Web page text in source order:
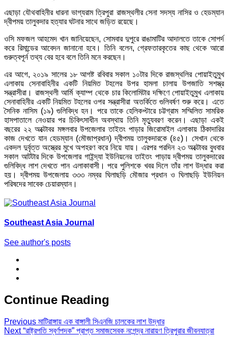
এছাড়া যৌথবাহিনীর ধারনা ভাগ্যরাম ত্রিপুরা রাজস্থলীর সেনা সদস্য নাসির ও হেডম্যান
দ্বীপময় তালুকদার হত্যার ঘটনার সাথে জড়িত রয়েছে।
ওসি মফজল আহমেদ খান জানিয়েছেন, সোমবার দুপুরে রাঙামাটির আদালতে তাকে সোপর্দ
করে রিমান্ডের আবেদন জানানো হবে। তিনি বলেন, গ্রেফতারকৃতের কাছ থেকে আরো
গুরুত্বপূর্ন তথ্য বের হবে বলে তিনি মনে করছেন।
এর আগে, ২০১৯ সালের ১৮ আগষ্ট রবিবার সকাল ১০টার দিকে রাজস্থলির পোয়াইতুমুখ
এলাকায় সেনাবাহিনীর একটি নিয়মিত টহলের উপর হামলা চালায় উপজাতি সশস্ত্র
সন্ত্রাসীরা। রাজস্থলী আর্মি ক্যাম্প থেকে চার কিলোমিটার দক্ষিণে পোয়াইতুমুখ এলাকায়
সেনাবাহিনীর একটি নিয়মিত টহলের ওপর সন্ত্রাসীরা অতর্কিতে গুলিবর্ষণ শুরু করে। এতে
সৈনিক নাসিম (১৯) গুলিবিদ্ধ হন। পরে তাকে হেলিকপ্টারে চট্টগ্রাম সম্মিলিত সামরিক
হাসপাতালে নেওয়ার পর চিকিৎসাধীন অবস্থায় তিনি মৃত্যুবরণ করেন। এছাড়া একই
বছরের ২২ অক্টোবর মঙ্গলবার উপজেলার তাইতং পাড়ার জিরোমাইল এলাকায় ঠিকাদারির
কাজ দেখতে যান হেডম্যান (মৌজাপ্রধান) দ্বীপময় তালুকদারকে (৪৫)। সেখান থেকে
একদল দুর্বৃত্ত অস্ত্রের মুখে অপহরণ করে নিয়ে যায়। এরপর পরদিন ২৩ অক্টোবর বুধবার
সকাল আটটার দিকে উপজেলার গাইন্দ্যা ইউনিয়নের তাইতং পাড়ায় দ্বীপময় তালুকদারের
গুলিবিদ্ধ লাশ দেখতে পান এলাকাবাসী। পরে পুলিশকে খবর দিলে তাঁর লাশ উদ্ধার করা
হয়। দ্বীপময় উপজেলায় ৩৩৩ নম্বর ঘিলাছড়ি মৌজার প্রধান ও ঘিলাছড়ি ইউনিয়ন
পরিষদের সাবেক চেয়ারম্যান।
Southeast Asia Journal
See author's posts
Continue Reading
Previous মাটিরাঙ্গায় এক বাঙ্গালী সিএনজি চালকের লাশ উদ্ধার
Next“রাষ্ট্রপতি স্বর্ণপদক” প্রাপ্ত সমাজসেবক নগেন্দ্র নারায়ণ ত্রিপুরার জীবনযাত্রা